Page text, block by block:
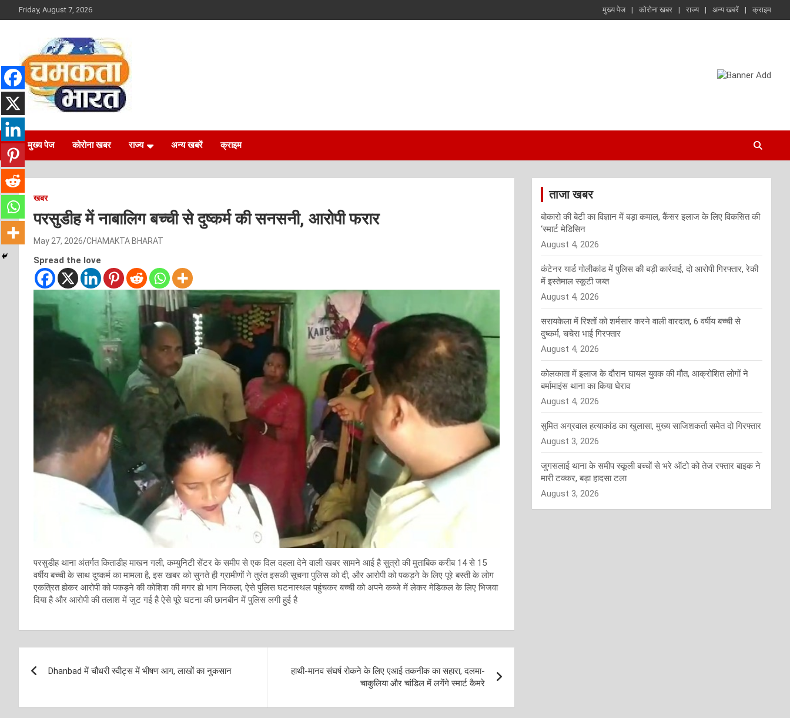
to
Friday, August 7, 2026 मुख्य पेज कोरोना खबर राज्य अन्य खबरें क्राइम
CHAMAKTA BHARAT
NEWS
मुख्य पेज कोरोना खबर राज्य अन्य खबरें क्राइम
खबर
परसुडीह में नाबालिग बच्ची से दुष्कर्म की सनसनी, आरोपी फरार
May 27, 2026 CHAMAKTA BHARAT
Spread the love
परसुडीह थाना अंतर्गत किताडीह माखन गली, कम्युनिटी सेंटर के समीप से एक दिल दहला देने वाली खबर सामने आई है सुत्रो की मुताबिक करीब 14 से 15
वर्षीय बच्ची के साथ दुष्कर्म का मामला है, इस खबर को सुनते ही ग्रामीणों ने तुरंत इसकी सूचना पुलिस को दी, और आरोपी को पकड़ने के लिए पूरे बस्ती के लोग
एकत्रित होकर आरोपी को पकड़ने की कोशिश की मगर हो भाग निकला, ऐसे पुलिस घटनास्थल पहुंचकर बच्ची को अपने कब्जे में लेकर मेडिकल के लिए भिजवा
दिया है और आरोपी की तलाश में जुट गई है ऐसे पूरे घटना की छानबीन में पुलिस लगी हुई है
Dhanbad में चौधरी स्वीट्स में भीषण आग, लाखों का नुकसान
हाथी-मानव संघर्ष रोकने के लिए एआई तकनीक का सहारा, दलमा-
चाकुलिया और चांडिल में लगेंगे स्मार्ट कैमरे
ताजा खबर
बोकारो की बेटी का विज्ञान में बड़ा कमाल, कैंसर इलाज के लिए विकसित की
‘स्मार्ट मेडिसिन
August 4, 2026
कंटेनर यार्ड गोलीकांड में पुलिस की बड़ी कार्रवाई, दो आरोपी गिरफ्तार, रेकी
में इस्तेमाल स्कूटी जब्त
August 4, 2026
सरायकेला में रिश्तों को शर्मसार करने वाली वारदात, 6 वर्षीय बच्ची से
दुष्कर्म, चचेरा भाई गिरफ्तार
August 4, 2026
कोलकाता में इलाज के दौरान घायल युवक की मौत, आक्रोशित लोगों ने
बर्मामाइंस थाना का किया घेराव
August 4, 2026
सुमित अग्रवाल हत्याकांड का खुलासा, मुख्य साजिशकर्ता समेत दो गिरफ्तार
August 3, 2026
जुगसलाई थाना के समीप स्कूली बच्चों से भरे ऑटो को तेज रफ्तार बाइक ने
मारी टक्कर, बड़ा हादसा टला
August 3, 2026